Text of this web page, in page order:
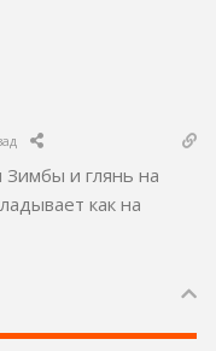
Зимбы и глянь на
как на